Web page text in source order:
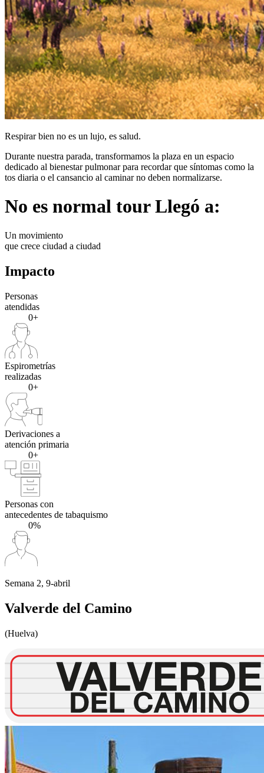
Respirar bien no es un lujo, es salud.
Durante nuestra parada, transformamos la plaza en un espacio
dedicado al bienestar pulmonar para recordar que síntomas como la
tos diaria o el cansancio al caminar no deben normalizarse.
No es normal tour Llegó a:
Un movimiento
que crece ciudad a ciudad
Impacto
Personas
atendidas
0+
Espirometrías
realizadas
0+
Derivaciones a
atención primaria
0+
Personas con
antecedentes de tabaquismo
0%
Semana 2, 9-abril
Valverde del Camino
(Huelva)